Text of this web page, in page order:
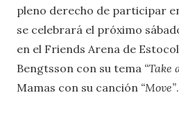
pleno derecho de participar
se celebrará el próximo
en el Friends Arena de
Bengtsson con su tema “Take
Mamas con su canción “Move”.